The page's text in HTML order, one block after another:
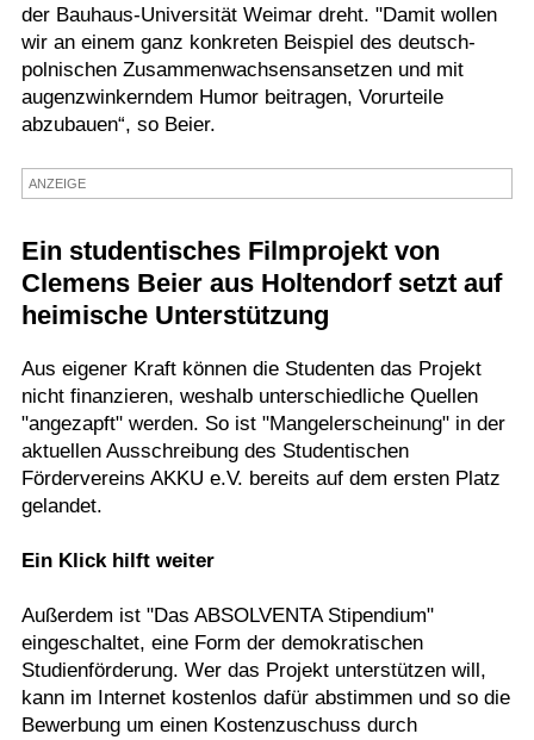
der Bauhaus-Universität Weimar dreht. "Damit wollen
wir an einem ganz konkreten Beispiel des deutsch-
polnischen Zusammenwachsensansetzen und mit
augenzwinkerndem Humor beitragen, Vorurteile
abzubauen“, so Beier.
ANZEIGE
Ein studentisches Filmprojekt von
Clemens Beier aus Holtendorf setzt auf
heimische Unterstützung
Aus eigener Kraft können die Studenten das Projekt
nicht finanzieren, weshalb unterschiedliche Quellen
"angezapft" werden. So ist "Mangelerscheinung" in der
aktuellen Ausschreibung des Studentischen
Fördervereins AKKU e.V. bereits auf dem ersten Platz
gelandet.
Ein Klick hilft weiter
Außerdem ist "Das ABSOLVENTA Stipendium"
eingeschaltet, eine Form der demokratischen
Studienförderung. Wer das Projekt unterstützen will,
kann im Internet kostenlos dafür abstimmen und so die
Bewerbung um einen Kostenzuschuss durch